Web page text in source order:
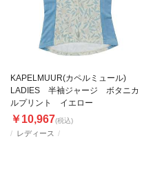
レディース
KAPELMUUR(カペルミュール)
LADIES 半袖ジャージ ボタニカ
ルプリント イエロー
￥10,967(税込)